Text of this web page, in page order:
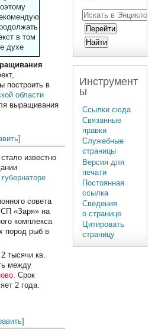
в том
духе
построить в
области
выращивания
]
известно
губернаторе
совета
«Заря» на
комплекса
пород рыб в
тысячи кв.
между
. Срок
2 года.
]
Инструмент
ы
Ссылки сюда
Связанные
правки
Служебные
страницы
Версия для
печати
Постоянная
ссылка
Сведения
о странице
Цитировать
страницу